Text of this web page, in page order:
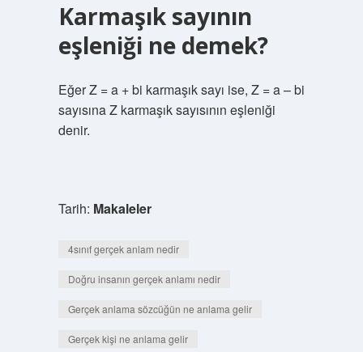
Karmaşık sayının
eşleniği ne demek?
Eğer Z = a + bi karmaşık sayı ise, Z = a – bi
sayısına Z karmaşık sayısının eşleniği
denir.
Tarih: Makaleler
4sınıf gerçek anlam nedir
Doğru insanın gerçek anlamı nedir
Gerçek anlama sözcüğün ne anlama gelir
Gerçek kişi ne anlama gelir